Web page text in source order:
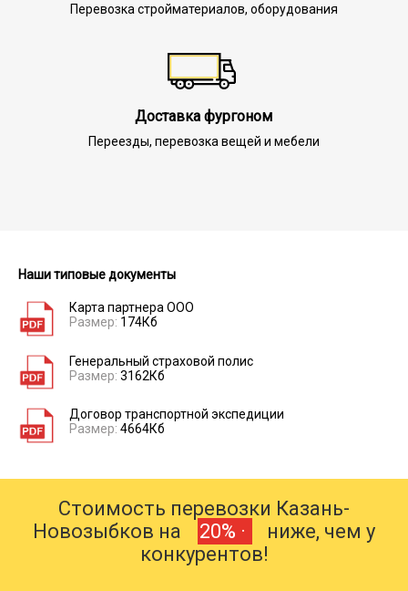
Перевозка стройматериалов, оборудования
Доставка фургоном
Переезды, перевозка вещей и мебели
Наши типовые документы
Карта партнера ООО
Размер: 174Кб
Генеральный страховой полис
Размер: 3162Кб
Договор транспортной экспедиции
Размер: 4664Кб
Стоимость перевозки Казань-
Новозыбков на
20% ·
ниже, чем у
конкурентов!